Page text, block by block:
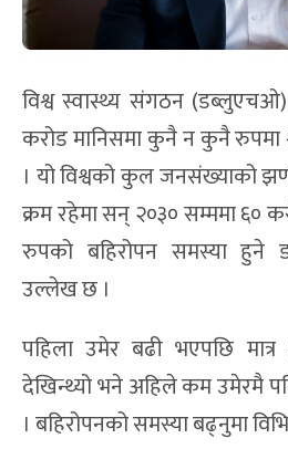
विश्व स्वास्थ्य संगठन
करोड मानिसमा कुनै न कुनै रुपमा
। यो विश्वको कुल जनसंख्याको
क्रम रहेमा सन् २०३० सम्ममा ६०
रुपको बहिरोपन समस्या हुने
उल्लेख छ ।
पहिला उमेर बढी भएपछि
देखिन्थ्यो भने अहिले कम उमेरमै
। बहिरोपनको समस्या बढ्नुमा